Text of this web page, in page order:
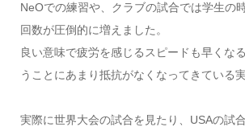
NeOでの練習や、クラブの試合では学生の
回数が圧倒的に増えました。
良い意味で疲労を感じるスピードも早くな
うことにあまり抵抗がなくなってきている
実際に世界大会の試合を見たり、USAの試